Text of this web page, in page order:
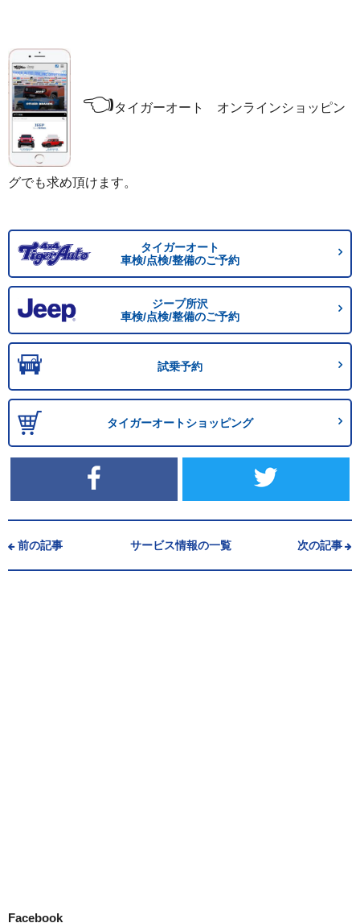
👈タイガーオート オンラインショッピン
グでも求め頂けます。
タイガーオート
車検/点検/整備のご予約
ジープ所沢
車検/点検/整備のご予約
試乗予約
タイガーオートショッピング
前の記事 サービス情報の一覧 次の記事
Facebook